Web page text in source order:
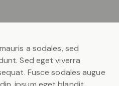
a sodales, sed
Sed eget viverra
Fusce sodales augue